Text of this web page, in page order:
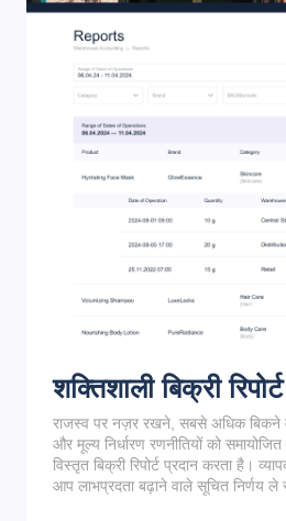
शक्तिशाली बिक्री रिपोर्ट
राजस्व पर नज़र रखने, सबसे अधिक बिकने
और मूल्य निर्धारण रणनीतियों को
विस्तृत बिक्री रिपोर्ट प्रदान करता है।
आप लाभप्रदता बढ़ाने वाले सूचित निर्णय